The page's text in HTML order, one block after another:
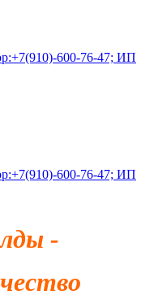
600-76-47; ИП
600-76-47; ИП
-